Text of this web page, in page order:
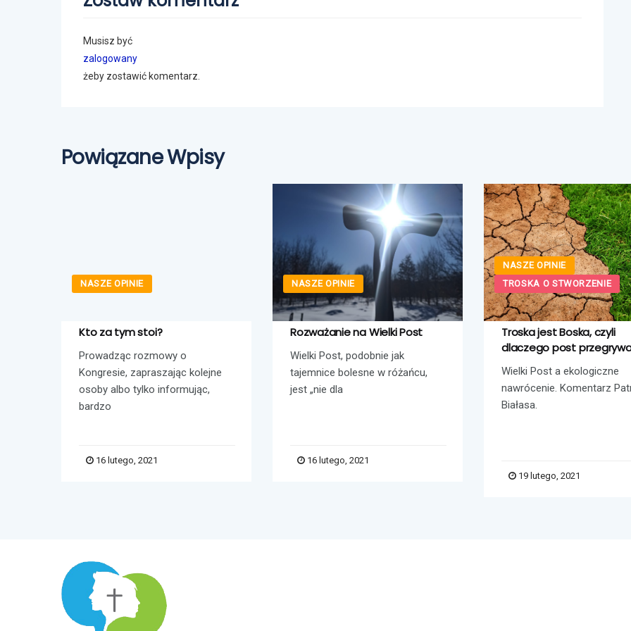
Musisz być
zalogowany
żeby zostawić komentarz.
Powiązane Wpisy
NASZE OPINIE
Kto za tym stoi?
Prowadząc rozmowy o
Kongresie, zapraszając kolejne
osoby albo tylko informując,
bardzo
16 lutego, 2021
NASZE OPINIE
Rozważanie na Wielki Post
Wielki Post, podobnie jak
tajemnice bolesne w różańcu,
jest „nie dla
16 lutego, 2021
NASZE OPINIE
TROSKA O STWORZENIE
Troska jest Boska, czyli
dlaczego post
Wielki Post a ekologiczne
nawrócenie. Komentarz
Białasa.
19 lutego, 2021